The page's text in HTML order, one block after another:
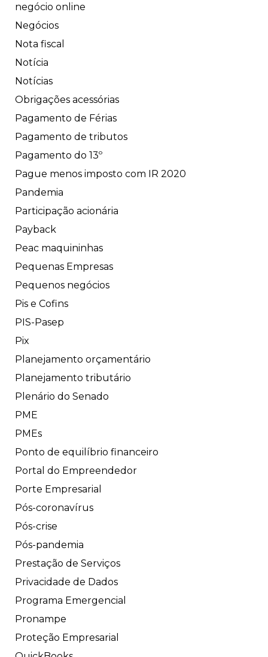
negócio online
Negócios
Nota fiscal
Notícia
Notícias
Obrigações acessórias
Pagamento de Férias
Pagamento de tributos
Pagamento do 13º
Pague menos imposto com IR 2020
Pandemia
Participação acionária
Payback
Peac maquininhas
Pequenas Empresas
Pequenos negócios
Pis e Cofins
PIS-Pasep
Pix
Planejamento orçamentário
Planejamento tributário
Plenário do Senado
PME
PMEs
Ponto de equilíbrio financeiro
Portal do Empreendedor
Porte Empresarial
Pós-coronavírus
Pós-crise
Pós-pandemia
Prestação de Serviços
Privacidade de Dados
Programa Emergencial
Pronampe
Proteção Empresarial